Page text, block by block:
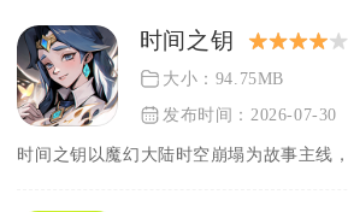
时间之钥
大小：94.75MB
发布时间：2026-07-30